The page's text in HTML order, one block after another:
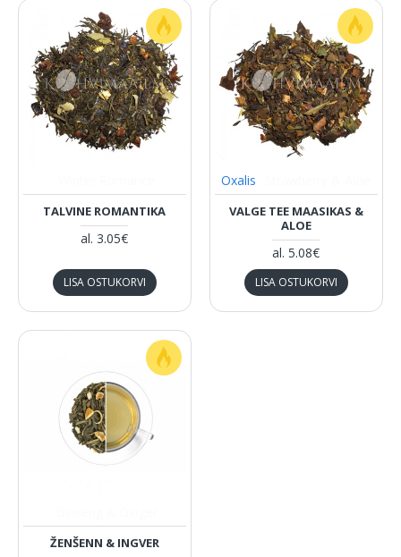
TALVINE ROMANTIKA
al. 3.05€
LISA OSTUKORVI
Oxalis
VALGE TEE MAASIKAS &
ALOE
al. 5.08€
LISA OSTUKORVI
ŽENŠENN & INGVER